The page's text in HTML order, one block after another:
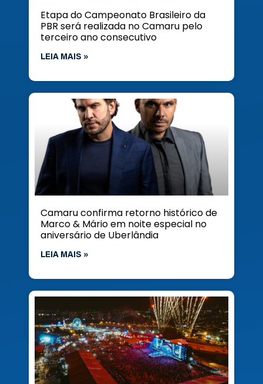
Etapa do Campeonato Brasileiro da
PBR será realizada no Camaru pelo
terceiro ano consecutivo
LEIA MAIS »
Camaru confirma retorno histórico de
Marco & Mário em noite especial no
aniversário de Uberlândia
LEIA MAIS »